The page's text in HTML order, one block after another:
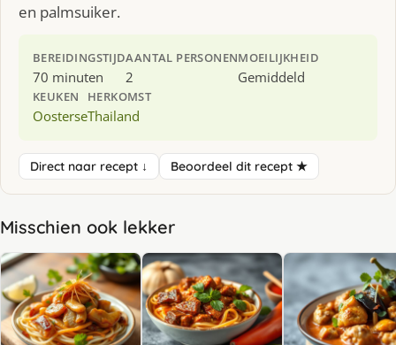
en palmsuiker.
BEREIDINGSTIJD
70 minuten
AANTAL PERSONEN
2
MOEILIJKHEID
Gemiddeld
KEUKEN
Oosterse
HERKOMST
Thailand
Direct naar recept ↓ Beoordeel dit recept ★
Misschien ook lekker